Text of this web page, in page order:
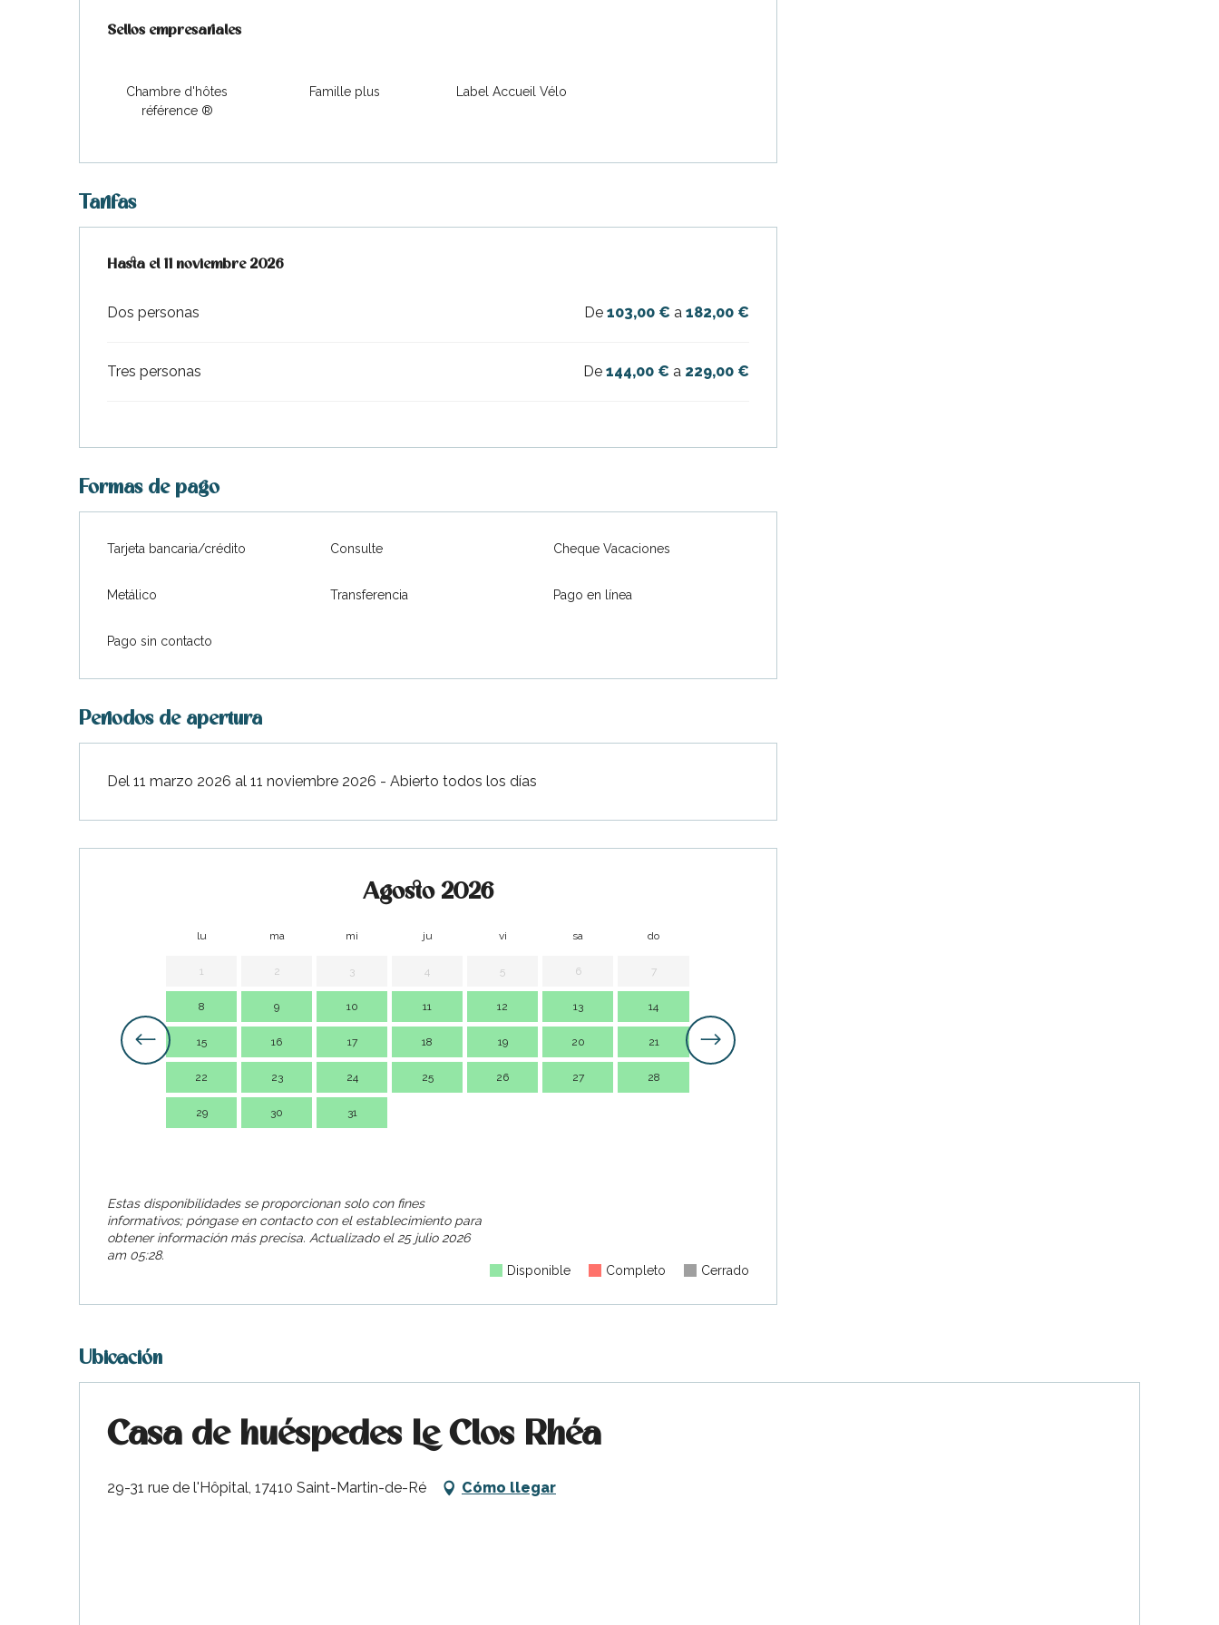
Sellos empresariales
Sellos empresariales
Chambre d'hôtes
référence ®
Famille plus Label Accueil Vélo
Tarifas
Desde 11 marzo 2026 hasta11 noviembre 2026
Hasta el11 noviembre 2026
Dos personas De103,00 € a182,00 €
Tres personas De144,00 € a 229,00 €
Formas de pago
Tarjeta bancaria/crédito Consulte Cheque Vacaciones
Metálico Transferencia Pago en línea
Pago sin contacto
Periodos de apertura
Del 11 marzo 2026 al 11 noviembre 2026 - Abierto todos los días
Agosto 2026
lu ma mi ju vi sa do
1 2 3 4 5 6 7
8 9 10 11 12 13 14
15 16 17 18 19 20 21
22 23 24 25 26 27 28
29 30 31
14
Estas disponibilidades se proporcionan solo con fines
informativos; póngase en contacto con el establecimiento para
obtener información más precisa. Actualizado el25 julio 2026
am 05:28.
Disponible
Completo Cerrado
Ubicación
Casa de huéspedes Le Clos Rhéa
29-31 rue de l'Hôpital, 17410 Saint-Martin-de-Ré Cómo llegar